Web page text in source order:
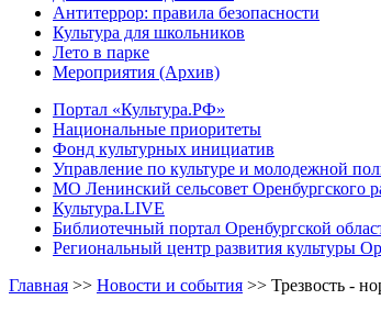
Антитеррор: правила безопасности
Культура для школьников
Лето в парке
Мероприятия (Архив)
Портал «Культура.РФ»
Национальные приоритеты
Фонд культурных инициатив
Управление по культуре и молодежной
МО Ленинский сельсовет Оренбургского
Культура.LIVE
Библиотечный портал Оренбургской
Региональный центр развития культуры
Главная >> Новости и события >> Трезвость -